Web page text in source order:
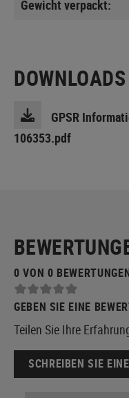
Gewicht verpackt:
DOWNLOADS
GPSR
106353.pdf
0 VON 0
GEBEN SIE EINE
Teilen Sie Ihre
SCHREIBEN SIE